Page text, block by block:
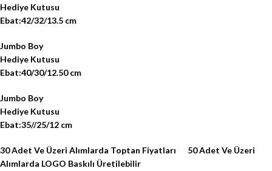
Hediye Kutusu
Ebat:42/32/13.5 cm
Jumbo Boy
Hediye Kutusu
Ebat:40/30/12.50 cm
Jumbo Boy
Hediye Kutusu
Ebat:35//25/12 cm
30 Adet Ve Üzeri Alımlarda Toptan Fiyatları 50 Adet Ve Üzeri
Alımlarda LOGO Baskılı Üretilebilir